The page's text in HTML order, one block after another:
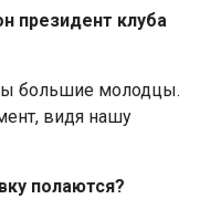
президент клуба
большие молодцы.
видя нашу
полаются?